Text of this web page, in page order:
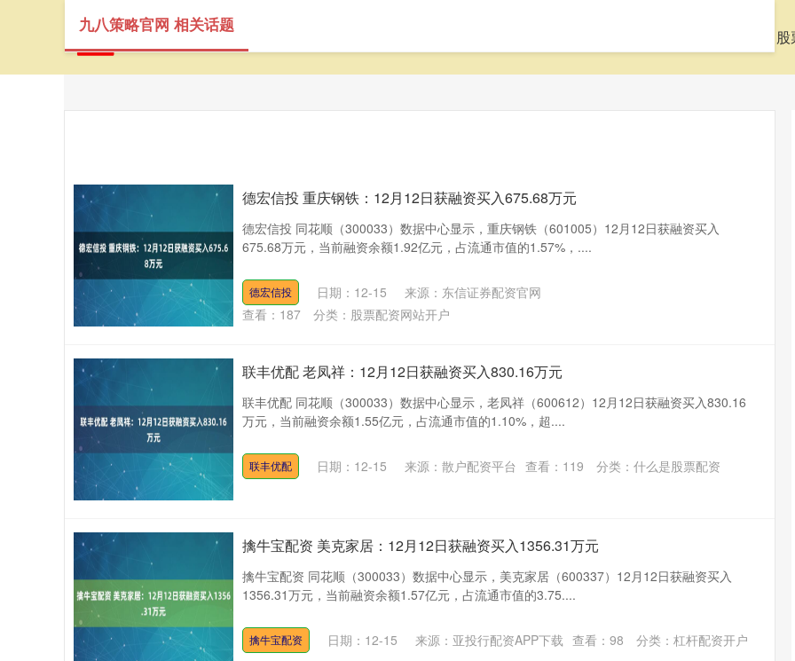
股
九八策略官网 相关话题
德宏信投 重庆钢铁：12月12日获融资买入675.68万元
德宏信投 同花顺（300033）数据中心显示，重庆钢铁（601005）12月12日获融资买入
675.68万元，当前融资余额1.92亿元，占流通市值的1.57%，....
德宏信投 日期：12-15
来源：东信证券配资官网
查看： 187 分类： 股票配资网站开户
联丰优配 老凤祥：12月12日获融资买入830.16万元
联丰优配 同花顺（300033）数据中心显示，老凤祥（600612）12月12日获融资买入830.16
万元，当前融资余额1.55亿元，占流通市值的1.10%，超....
联丰优配 日期：12-15 来源：散户配资平台 查看： 119 分类： 什么是股票配资
擒牛宝配资 美克家居：12月12日获融资买入1356.31万元
擒牛宝配资 同花顺（300033）数据中心显示，美克家居（600337）12月12日获融资买入
1356.31万元，当前融资余额1.57亿元，占流通市值的3.75....
擒牛宝配资 日期：12-15 来源：亚投行配资APP下载 查看： 98 分类： 杠杆配资开户
上证指数 3940.04 39.68 1.02% 深证成指 14311.01